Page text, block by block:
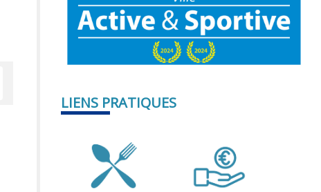
LIENS PRATIQUES